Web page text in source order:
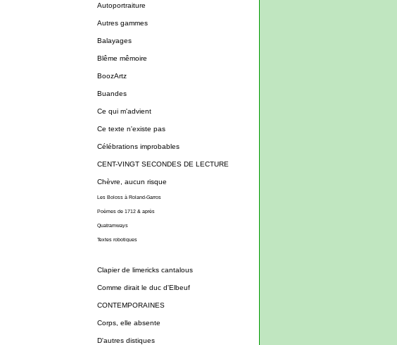
Autoportraiture
Autres gammes
Balayages
Blême mêmoire
BoozArtz
Buandes
Ce qui m'advient
Ce texte n'existe pas
Célébrations improbables
CENT-VINGT SECONDES DE LECTURE
Chèvre, aucun risque
Les Boloss à Roland-Garros
Poèmes de 1712 & après
Quatramways
Textes robotiques
Clapier de limericks cantalous
Comme dirait le duc d'Elbeuf
CONTEMPORAINES
Corps, elle absente
D'autres distiques